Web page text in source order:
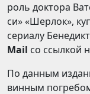
роль доктора
си» «Шерлок»,
сериалу
Mail со ссылкой
По данным
винным